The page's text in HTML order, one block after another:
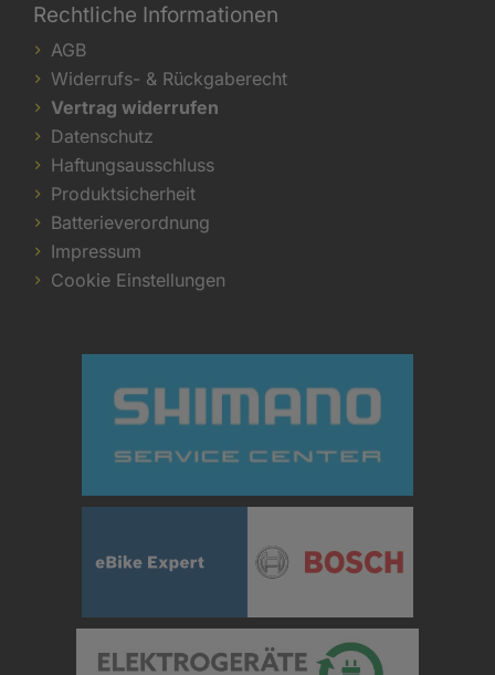
Rechtliche Informationen
AGB
Widerrufs- & Rückgaberecht
Vertrag widerrufen
Datenschutz
Haftungsausschluss
Produktsicherheit
Batterieverordnung
Impressum
Cookie Einstellungen